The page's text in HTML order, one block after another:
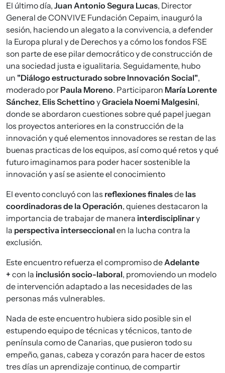
El último día, Juan Antonio Segura Lucas, Director
General de CONVIVE Fundación Cepaim, inauguró la
sesión, haciendo un alegato a la convivencia, a defender
la Europa plural y de Derechos y a cómo los fondos FSE
son parte de ese pilar democrático y de construcción de
una sociedad justa e igualitaria. Seguidamente, hubo
un "Diálogo estructurado sobre Innovación Social",
moderado por Paula Moreno. Participaron María Lorente
Sánchez, Elis Schettino yGraciela Noemi Malgesini,
donde se abordaron cuestiones sobre qué papel juegan
los proyectos anteriores en la construcción de la
innovación y qué elementos innovadores se restan de las
buenas practicas de los equipos, así como qué retos y qué
futuro imaginamos para poder hacer sostenible la
innovación y así se asiente el conocimiento
El evento concluyó con las reflexiones finalesde las
coordinadoras de la Operación, quienes destacaron la
importancia de trabajar de manera interdisciplinary
la perspectiva interseccional en la lucha contra la
exclusión.
Este encuentro refuerza el compromiso deAdelante
+ con la inclusión socio-laboral, promoviendo un modelo
de intervención adaptado a las necesidades de las
personas más vulnerables.
Nada de este encuentro hubiera sido posible sin el
estupendo equipo de técnicas y técnicos, tanto de
península como de Canarias, que pusieron todo su
empeño, ganas, cabeza y corazón para hacer de estos
tres días un aprendizaje continuo, de compartir